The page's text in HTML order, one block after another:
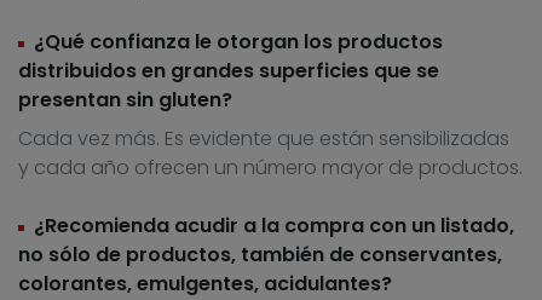
¿Qué confianza le otorgan los productos
distribuidos en grandes superficies que se
presentan sin gluten?
Cada vez más. Es evidente que están sensibilizadas
y cada año ofrecen un número mayor de productos.
¿Recomienda acudir a la compra con un listado,
no sólo de productos, también de conservantes,
colorantes, emulgentes, acidulantes?